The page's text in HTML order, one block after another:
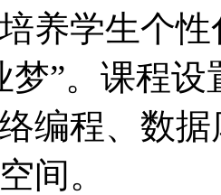
养学生个
梦”。课程
编程、数
间。